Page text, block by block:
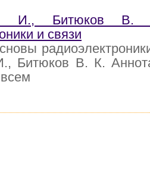
И., Битюков
и связи
Битюков В. К.